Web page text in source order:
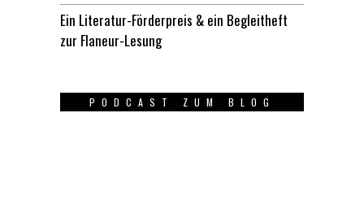
Ein Literatur-Förderpreis & ein Begleitheft
zur Flaneur-Lesung
PODCAST ZUM BLOG